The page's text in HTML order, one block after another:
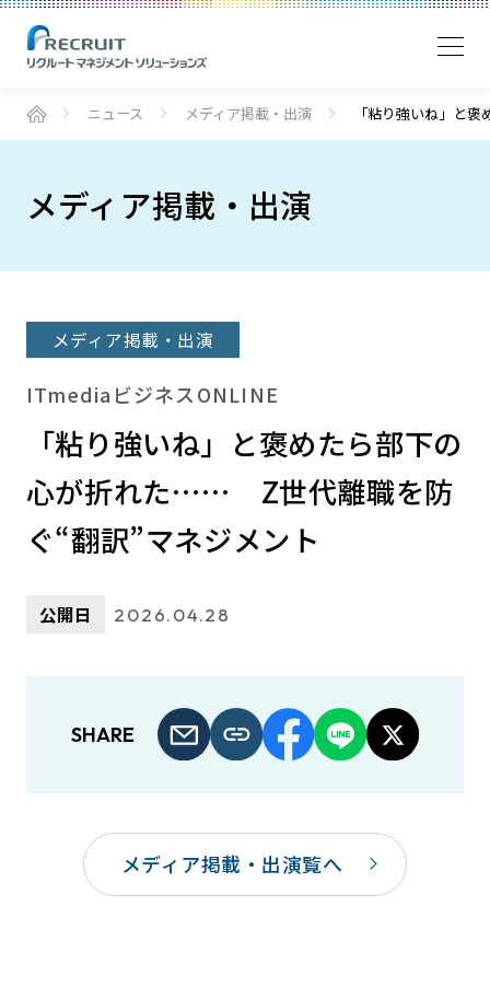
ニュース メディア掲載・出演 「粘り強いね」と
メディア掲載・出演
メディア掲載・出演
ITmediaビジネスONLINE
「粘り強いね」と褒めたら部下の
心が折れた…… Z世代離職を防
ぐ“翻訳”マネジメント
公開日 2026.04.28
SHARE
メディア掲載・出演覧へ